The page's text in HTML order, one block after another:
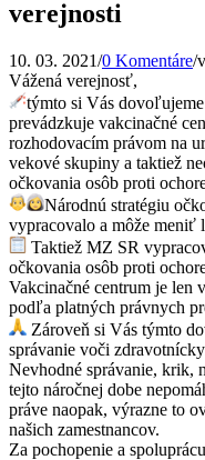
verejnosti
10. 03. 2021/0 Komentáre/v
Vážená verejnosť,
týmto si Vás
prevádzkuje vakcinačné
rozhodovacím právom na
vekové skupiny a taktiež
očkovania osôb proti
Národnú stratégiu
vypracovalo a môže meniť
Taktiež MZ SR
očkovania osôb proti
Vakcinačné centrum je len
podľa platných právnych
Zároveň si Vás týmto
správanie voči
Nevhodné správanie, krik,
tejto náročnej dobe
práve naopak, výrazne to
našich zamestnancov.
Za pochopenie a